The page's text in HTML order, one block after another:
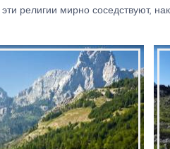
религии мирно соседствуют,